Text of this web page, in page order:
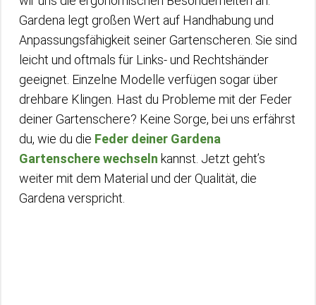
Gardena legt großen Wert auf Handhabung und
Anpassungsfähigkeit seiner Gartenscheren. Sie sind
leicht und oftmals für Links- und Rechtshänder
geeignet. Einzelne Modelle verfügen sogar über
drehbare Klingen. Hast du Probleme mit der Feder
deiner Gartenschere? Keine Sorge, bei uns erfährst
du, wie du die Feder deiner Gardena
Gartenschere wechseln kannst. Jetzt geht’s
weiter mit dem Material und der Qualität, die
Gardena verspricht.